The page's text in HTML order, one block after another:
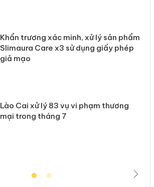
Khẩn trương xác minh, xử lý sản phẩm
Slimaura Care x3 sử dụng giấy phép
giả mạo
Lào Cai xử lý 83 vụ vi phạm thương
mại trong tháng 7